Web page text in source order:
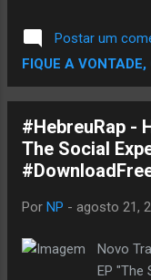
Home
ALBUM
me and
credits
By
Prod.
Postar um
FIQUE A VONTADE,
#HebreuRap -
The Social
Por NP - agosto 21,
Novo
EP "The